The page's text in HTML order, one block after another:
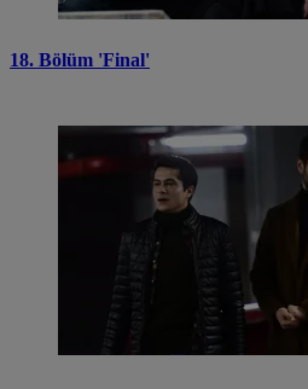
18. Bölüm 'Final'